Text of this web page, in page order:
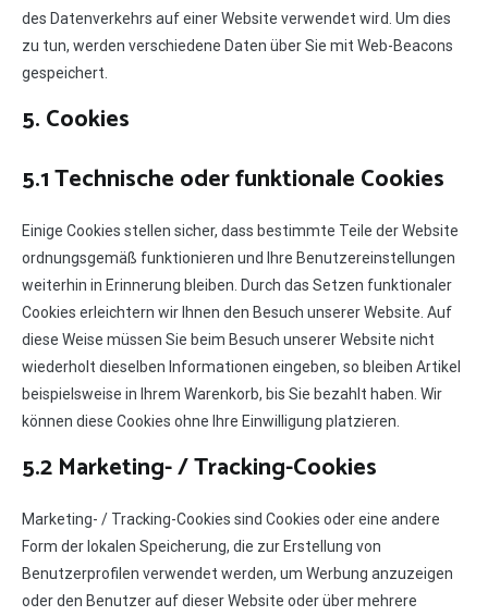
des Datenverkehrs auf einer Website verwendet wird. Um dies
zu tun, werden verschiedene Daten über Sie mit Web-Beacons
gespeichert.
5. Cookies
5.1 Technische oder funktionale Cookies
Einige Cookies stellen sicher, dass bestimmte Teile der Website
ordnungsgemäß funktionieren und Ihre Benutzereinstellungen
weiterhin in Erinnerung bleiben. Durch das Setzen funktionaler
Cookies erleichtern wir Ihnen den Besuch unserer Website. Auf
diese Weise müssen Sie beim Besuch unserer Website nicht
wiederholt dieselben Informationen eingeben, so bleiben Artikel
beispielsweise in Ihrem Warenkorb, bis Sie bezahlt haben. Wir
können diese Cookies ohne Ihre Einwilligung platzieren.
5.2 Marketing- / Tracking-Cookies
Marketing- / Tracking-Cookies sind Cookies oder eine andere
Form der lokalen Speicherung, die zur Erstellung von
Benutzerprofilen verwendet werden, um Werbung anzuzeigen
oder den Benutzer auf dieser Website oder über mehrere